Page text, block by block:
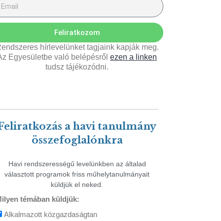
Feliratkozom
hírlevelünket tagjaink kapják meg.
Egyesületbe való belépésről ezen a linken
tudsz tájékozódni.
a havi tanulmány
összefoglalónkra
Havi rendszerességű levelünkben az általad
választott programok friss műhelytanulmányait
küldjük el neked.
témában küldjük:
Alkalmazott közgazdaságtan